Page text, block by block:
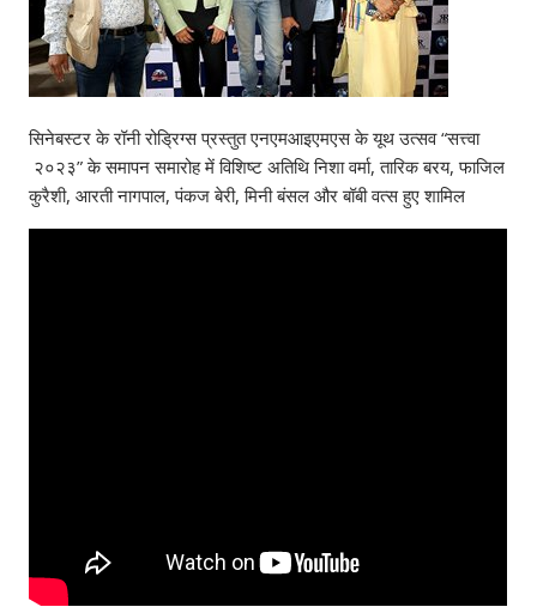
सिनेबस्टर के रॉनी रोड्रिग्स प्रस्तुत एनएमआइएमएस के यूथ उत्सव “सत्त्वा
२०२३” के समापन समारोह में विशिष्ट अतिथि निशा वर्मा, तारिक बरय, फाजिल
कुरैशी, आरती नागपाल, पंकज बेरी, मिनी बंसल और बॉबी वत्स हुए शामिल